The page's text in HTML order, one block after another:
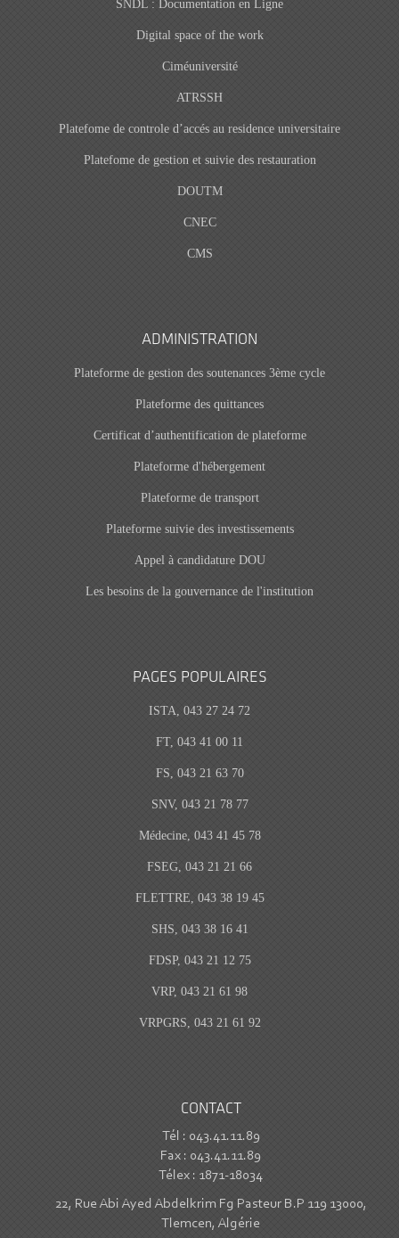
SNDL : Documentation en Ligne
Digital space of the work
Ciméuniversité
ATRSSH
Platefome de controle d’accés au residence universitaire
Platefome de gestion et suivie des restauration
DOUTM
CNEC
CMS
ADMINISTRATION
Plateforme de gestion des soutenances 3ème cycle
Plateforme des quittances
Certificat d’authentification de plateforme
Plateforme d'hébergement
Plateforme de transport
Plateforme suivie des investissements
Appel à candidature DOU
Les besoins de la gouvernance de l'institution
PAGES POPULAIRES
ISTA, 043 27 24 72
FT, 043 41 00 11
FS, 043 21 63 70
SNV, 043 21 78 77
Médecine, 043 41 45 78
FSEG, 043 21 21 66
FLETTRE, 043 38 19 45
SHS, 043 38 16 41
FDSP, 043 21 12 75
VRP, 043 21 61 98
VRPGRS, 043 21 61 92
CONTACT
Tél : 043.41.11.89
Fax : 043.41.11.89
Télex : 1871-18034
22, Rue Abi Ayed Abdelkrim Fg Pasteur B.P 119 13000,
Tlemcen, Algérie